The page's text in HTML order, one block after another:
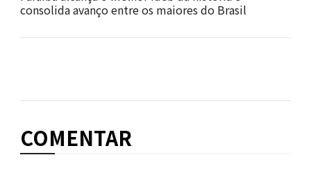
consolida avanço entre os maiores do Brasil
COMENTAR